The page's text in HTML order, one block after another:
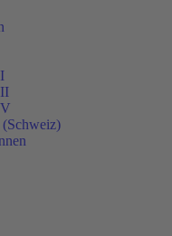
(Schweiz)